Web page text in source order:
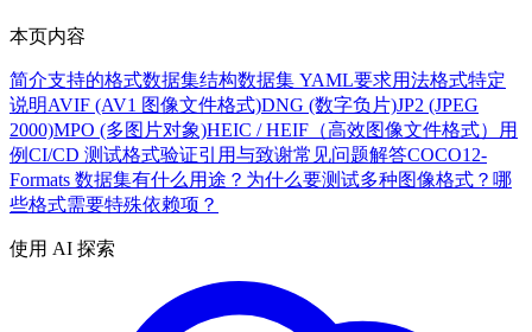
本页内容
简介支持的格式数据集结构数据集 YAML要求用法格式特定
说明AVIF (AV1 图像文件格式)DNG (数字负片)JP2 (JPEG
2000)MPO (多图片对象)HEIC / HEIF（高效图像文件格式）
用
例CI/CD 测试格式验证引用与致谢常见问题解答COCO12-
Formats 数据集有什么用途？ 为什么要测试多种图像格式？ 哪
些格式需要特殊依赖项？
使用 AI 探索